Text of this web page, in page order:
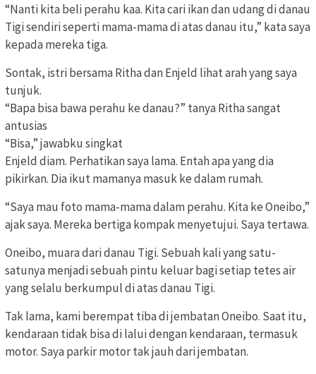
“Nanti kita beli perahu kaa. Kita cari ikan dan udang di danau
Tigi sendiri seperti mama-mama di atas danau itu,” kata saya
kepada mereka tiga.
Sontak, istri bersama Ritha dan Enjeld lihat arah yang saya
tunjuk.
“Bapa bisa bawa perahu ke danau?” tanya Ritha sangat
antusias
“Bisa,” jawabku singkat
Enjeld diam. Perhatikan saya lama. Entah apa yang dia
pikirkan. Dia ikut mamanya masuk ke dalam rumah.
“Saya mau foto mama-mama dalam perahu. Kita ke Oneibo,”
ajak saya. Mereka bertiga kompak menyetujui. Saya tertawa.
Oneibo, muara dari danau Tigi. Sebuah kali yang satu-
satunya menjadi sebuah pintu keluar bagi setiap tetes air
yang selalu berkumpul di atas danau Tigi.
Tak lama, kami berempat tiba di jembatan Oneibo. Saat itu,
kendaraan tidak bisa di lalui dengan kendaraan, termasuk
motor. Saya parkir motor tak jauh dari jembatan.